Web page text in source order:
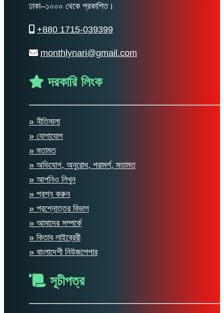
ঢাকা–১০০০ থেকে প্রকাশিত।
+880 1715-039399
monthlynari@gmail.com
দরকারি লিংক
» নীতিমালা
» যোগাযোগ
» মতামত
» অভিযোগ, অনুরোধ, পরামর্শ, মতামত
» আপনিও লিখুন
» প্রশ্ন করুন
» প্রশ্নোত্তর বিভাগ
» আমাদের সম্পর্কে
» কিতাব লাইব্রেরী
» বাংলাদেশী নিউজপেপার
সূচীপত্র